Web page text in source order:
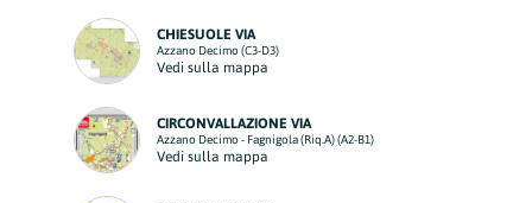
CHIESUOLE VIA
Azzano Decimo (C3-D3)
Vedi sulla mappa
CIRCONVALLAZIONE VIA
Azzano Decimo - Fagnigola (Riq.A) (A2-B1)
Vedi sulla mappa